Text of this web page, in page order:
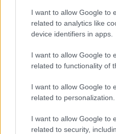
I want to allow Google to
related to analytics like
device identifiers in apps.
I want to allow Google to
related to functionality of
I want to allow Google to
related to personalization.
I want to allow Google to
related to security,
தக்காளி மற்றும்
பாஸ்தா டிஷில்
அதிகரிக்க,
உணவுகளுடன் இதை
ஆகியவற்றை ஒன்றாகச்
சுவையாக இருப்பது
உடல் இரும்பை நன்றாக
இந்த தந்திரம்
ஆரோக்கியமானதாக